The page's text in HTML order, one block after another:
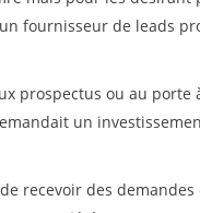
fournisseur de leads
prospectus ou au porte
un
recevoir des demandes